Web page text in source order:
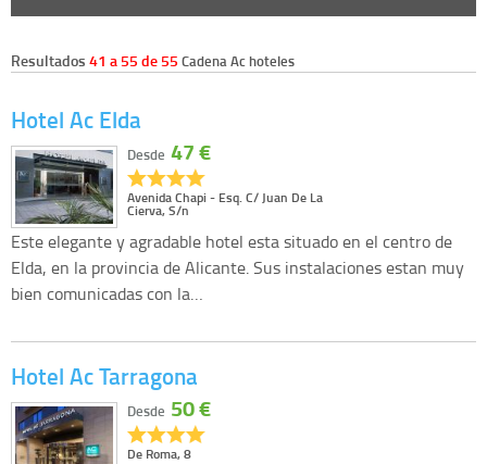
Resultados41 a 55 de 55 Cadena Ac hoteles
Hotel Ac Elda
Avenida Chapi - Esq. C/ Juan De La
Cierva, S/n
Desde 47 €
Este elegante y agradable hotel esta situado en el centro de
Elda, en la provincia de Alicante. Sus instalaciones estan muy
bien comunicadas con la…
Hotel Ac Tarragona
De Roma, 8
Desde 50 €